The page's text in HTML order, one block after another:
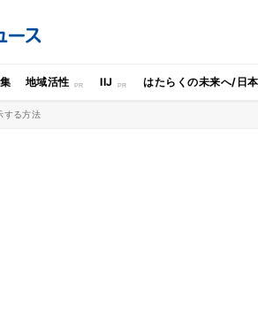
地域活性 IIJ はたらくの未来へ/日
する方法